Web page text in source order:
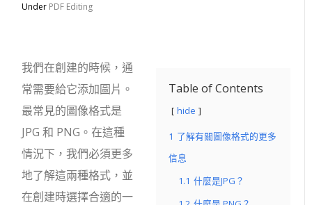
Under PDF Editing
Table of Contents
hide
1 了解有關圖像格式的更多
信息
1.1 什麼是JPG？
我們在創建的時候，通
常需要給它添加圖片。
最常見的圖像格式是
JPG 和 PNG。在這種
情況下，我們必須更多
地了解這兩種格式，並
在創建時選擇合適的一